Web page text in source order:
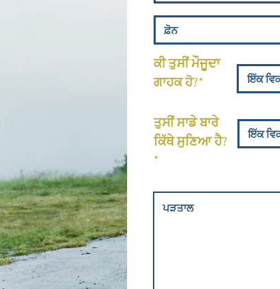
ਕੀ ਤੁਸੀਂ ਮੌਜੂਦਾ
ਗਾਹਕ ਹੋ?*
ਤੁਸੀਂ ਸਾਡੇ ਬਾਰੇ
ਕਿੱਥੇ ਸੁਣਿਆ ਹੈ?
*